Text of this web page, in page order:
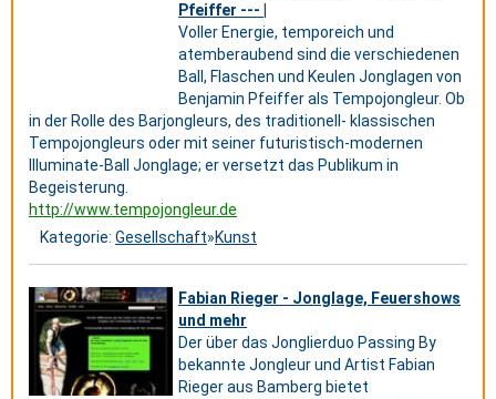
Pfeiffer --- |
Voller Energie, temporeich und
atemberaubend sind die verschiedenen
Ball, Flaschen und Keulen Jonglagen von
Benjamin Pfeiffer als Tempojongleur. Ob
in der Rolle des Barjongleurs, des traditionell- klassischen
Tempojongleurs oder mit seiner futuristisch-modernen
Illuminate-Ball Jonglage; er versetzt das Publikum in
Begeisterung.
http://www.tempojongleur.de
Kategorie: Gesellschaft»Kunst
Fabian Rieger - Jonglage, Feuershows
und mehr
Der über das Jonglierduo Passing By
bekannte Jongleur und Artist Fabian
Rieger aus Bamberg bietet